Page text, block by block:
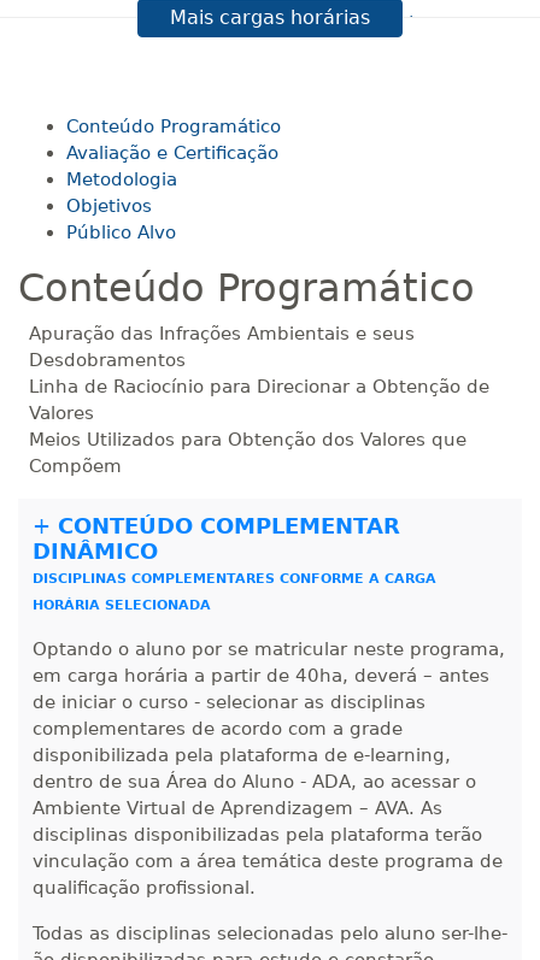
dias 45dias
R$ 495,69
120 H 15dias 60dias
140 H 18 dias
160 H 20 dias 60 dias
R$ 793,10
Matricular
180 H
R$ 892,23
dias
Matricular
220 H 28dias
R$ 1.090,51
240 H 30 dias 90dias
R$ 1.189,66
Matricular
260 H 33dias 90dias
R$ 1.288,78
Matricular
280 H 35dias 120
R$ 1.387,93
Mais cargas horárias
Conteúdo Programático
Avaliação e Certificação
Metodologia
Objetivos
Público Alvo
Conteúdo Programático
Apuração das Infrações Ambientais e seus
Desdobramentos
Linha de Raciocínio para Direcionar a Obtenção de
Valores
Meios Utilizados para Obtenção dos Valores que
Compõem
+ CONTEÚDO COMPLEMENTAR
DINÂMICO
DISCIPLINAS COMPLEMENTARES CONFORME A CARGA
HORÁRIA SELECIONADA
Optando o aluno por se matricular neste programa,
em carga horária a partir de 40ha, deverá – antes
de iniciar o curso - selecionar as disciplinas
complementares de acordo com a grade
disponibilizada pela plataforma de e-learning,
dentro de sua Área do Aluno - ADA, ao acessar o
Ambiente Virtual de Aprendizagem – AVA. As
disciplinas disponibilizadas pela plataforma terão
vinculação com a área temática deste programa de
qualificação profissional.
Todas as disciplinas selecionadas pelo aluno ser-lhe-